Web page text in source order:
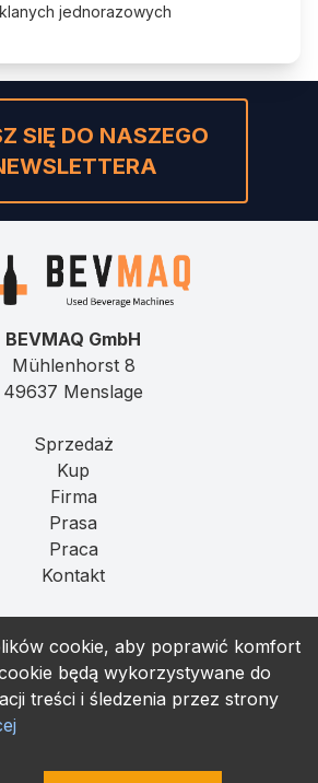
jednorazowych
cookie, aby poprawić komfort
będą wykorzystywane do
treści i śledzenia przez strony
SIĘ DO NASZEGO
BEVMAQ GmbH
Mühlenhorst 8
49637 Menslage
Sprzedaż
Kup
Firma
Prasa
Praca
Kontakt
Prywatność
T&C